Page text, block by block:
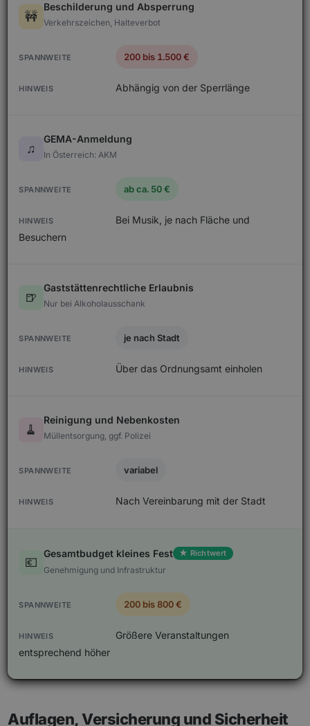
🚧
Beschilderung und Absperrung
Verkehrszeichen, Halteverbot
200 bis 1.500 €
Abhängig von der Sperrlänge
♫
GEMA-Anmeldung
In Österreich: AKM
ab ca. 50 €
Bei Musik, je nach Fläche und
Besuchern
🍺
Gaststättenrechtliche Erlaubnis
Nur bei Alkoholausschank
je nach Stadt
Über das Ordnungsamt einholen
🧹
Reinigung und Nebenkosten
Müllentsorgung, ggf. Polizei
variabel
Nach Vereinbarung mit der Stadt
💶
Gesamtbudget kleines Fest ★ Richtwert
Genehmigung und Infrastruktur
200 bis 800 €
Größere Veranstaltungen
entsprechend höher
Auflagen, Versicherung und Sicherheit